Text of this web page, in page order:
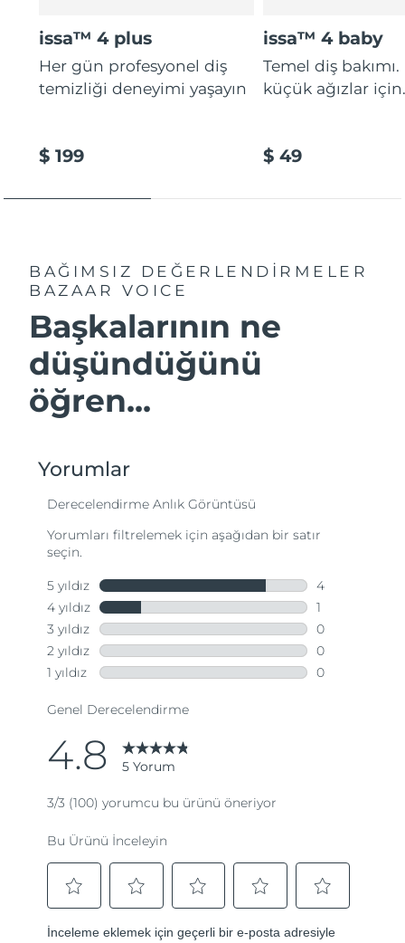
issa™ 4 plus
Her gün profesyonel diş
temizliği deneyimi yaşayın
$ 199
issa™ 4 baby
Temel diş
küçük ağızlar
$ 49
BAĞIMSIZ DEĞERLENDİRMELER
BAZAAR VOICE
Başkalarının ne
düşündüğünü
öğren...